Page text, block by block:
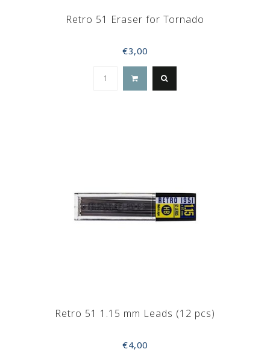
Retro 51 Eraser for Tornado
€3,00
Retro 51 1.15 mm Leads (12 pcs)
€4,00